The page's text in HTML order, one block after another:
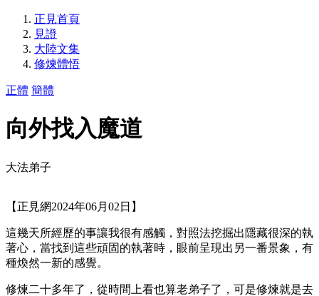
正見首頁
見證
大陸文集
修煉體悟
正體 簡體
向外找入魔道
大法弟子
【正見網2024年06月02日】
這幾天所經歷的事讓我很有感觸，對照法挖掘出隱藏很深的執
著心，當找到這些頑固的執著時，眼前呈現出另一番景象，有
種煥然一新的感覺。
修煉二十多年了，從時間上看也算老弟子了，可是修煉就是去